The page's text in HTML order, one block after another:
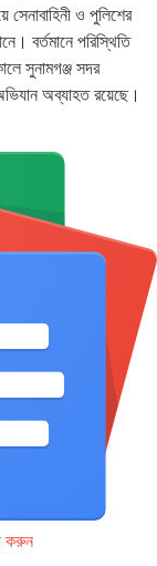
সেনাবাহিনী ও পুলিশের
বর্তমানে পরিস্থিতি
সুনামগঞ্জ সদর
অব্যাহত রয়েছে।
করুন